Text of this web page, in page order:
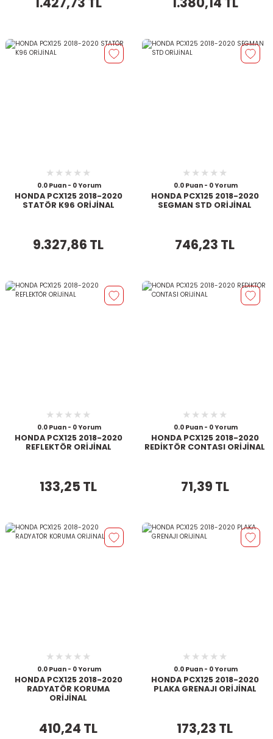
0.0 Puan - 0 Yorum
HONDA PCX125 2018-2020
STATÖR K96 ORİJİNAL
9.327,86 TL
0.0 Puan - 0 Yorum
HONDA PCX125 2018-2020
SEGMAN STD ORİJİNAL
746,23 TL
0.0 Puan - 0 Yorum
HONDA PCX125 2018-2020
REFLEKTÖR ORİJİNAL
133,25 TL
0.0 Puan - 0 Yorum
HONDA PCX125 2018-2020
REDİKTÖR CONTASI ORİJİNAL
71,39 TL
0.0 Puan - 0 Yorum
HONDA PCX125 2018-2020
RADYATÖR KORUMA
ORİJİNAL
410,24 TL
0.0 Puan - 0 Yorum
HONDA PCX125 2018-2020
PLAKA GRENAJI ORİJİNAL
173,23 TL